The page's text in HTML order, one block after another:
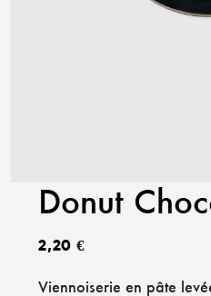
Donut
2,20 €
Viennoiserie en pâte